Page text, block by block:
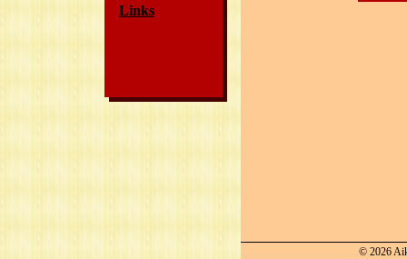
Links
© 2026